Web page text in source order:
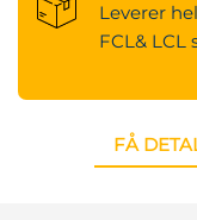
Leverer
FCL& LCL
FÅ